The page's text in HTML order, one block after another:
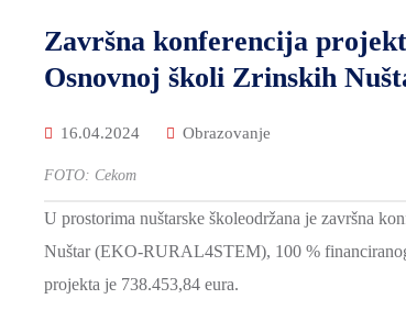
Završna konferencija
Osnovnoj školi Zrinskih
16.04.2024 Obrazovanje
FOTO: Cekom
U prostorima nuštarske školeodržana je završna
Nuštar (EKO-RURAL4STEM), 100 %
projekta je 738.453,84 eura.